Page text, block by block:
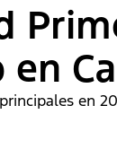
en
en